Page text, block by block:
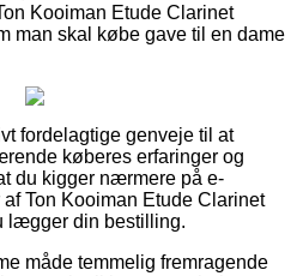
Kooiman Etude Clarinet
man skal købe gave til en dame
fordelagtige genveje til at
køberes erfaringer og
du kigger nærmere på e-
Ton Kooiman Etude Clarinet
lægger din bestilling.
måde temmelig fremragende